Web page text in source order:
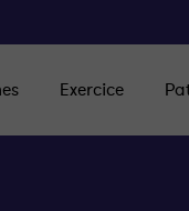
Exercice